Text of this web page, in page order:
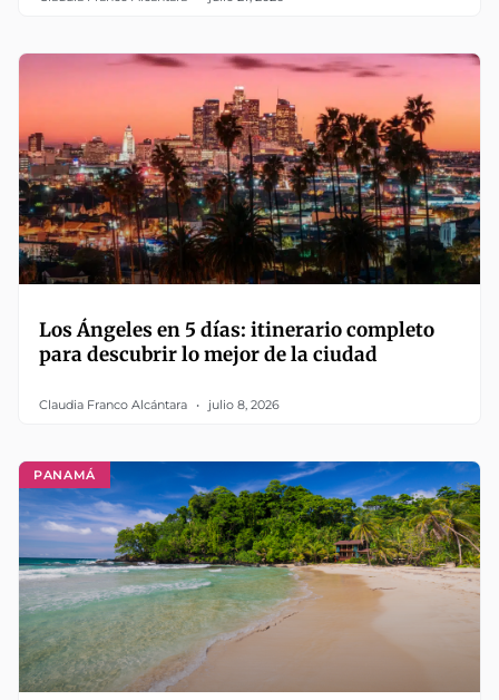
Los Ángeles en 5 días: itinerario completo
para descubrir lo mejor de la ciudad
Claudia Franco Alcántara julio 8, 2026
PANAMÁ